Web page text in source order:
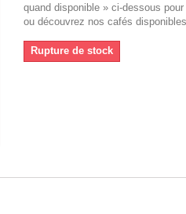
quand disponible » ci-dessous
ou découvrez nos cafés
Rupture de stock